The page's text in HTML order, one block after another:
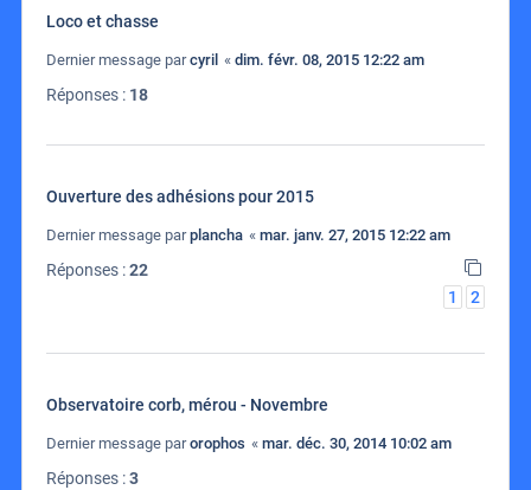
Loco et chasse
Dernier message parcyril « dim. févr. 08, 2015 12:22 am
Réponses : 18
Ouverture des adhésions pour 2015
Dernier message parplancha « mar. janv. 27, 2015 12:22 am
Réponses :22
1
2
Observatoire corb, mérou - Novembre
Dernier message parorophos « mar. déc. 30, 2014 10:02 am
Réponses :3